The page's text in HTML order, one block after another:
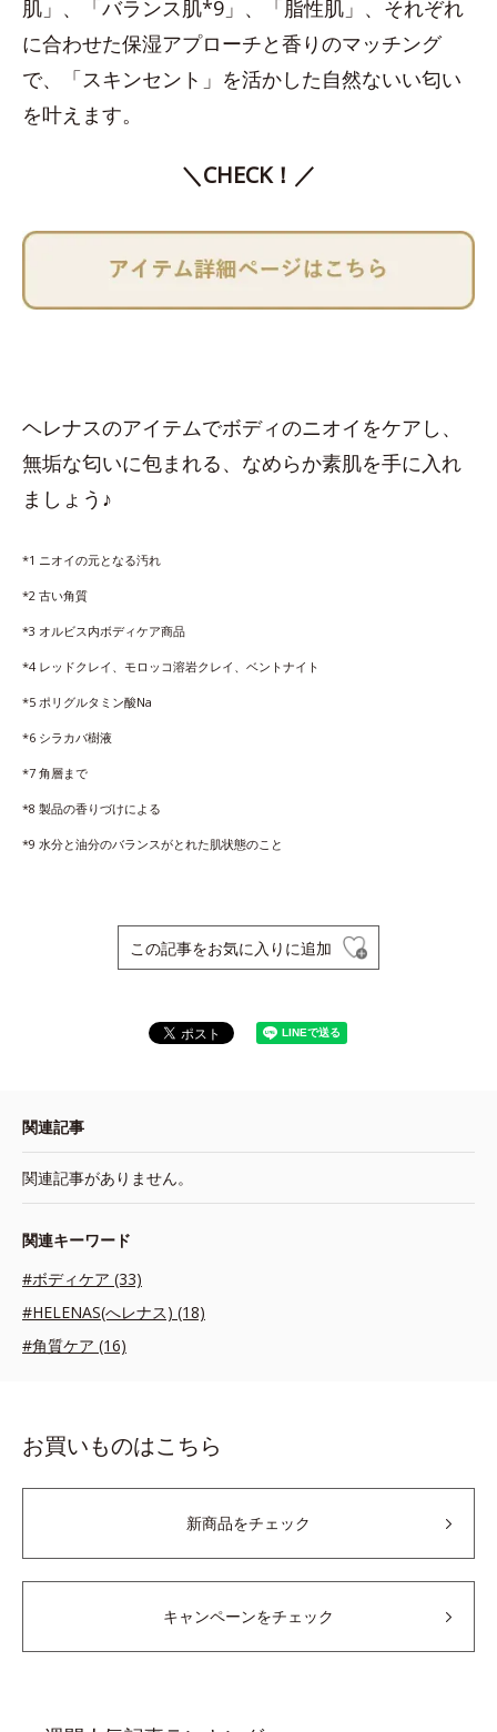
肌」、「バランス肌*9」、「脂性肌」、それぞれ
に合わせた保湿アプローチと香りのマッチング
で、「スキンセント」を活かした自然ないい匂い
を叶えます。
＼CHECK！／
ヘレナスのアイテムでボディのニオイをケアし、
無垢な匂いに包まれる、なめらか素肌を手に入れ
ましょう♪
*1 ニオイの元となる汚れ
*2 古い角質
*3 オルビス内ボディケア商品
*4 レッドクレイ、モロッコ溶岩クレイ、ベントナイト
*5 ポリグルタミン酸Na
*6 シラカバ樹液
*7 角層まで
*8 製品の香りづけによる
*9 水分と油分のバランスがとれた肌状態のこと
この記事をお気に入りに追加
関連記事
関連記事がありません。
関連キーワード
#ボディケア (33)
#HELENAS(へレナス) (18)
#角質ケア (16)
お買いものはこちら
新商品をチェック
キャンペーンをチェック